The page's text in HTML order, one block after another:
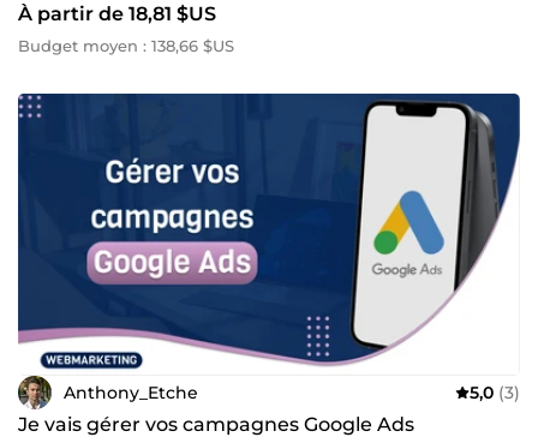
À partir de 18,81 $US
Budget moyen : 138,66 $US
Anthony_Etche 5,0 (3)
Je vais gérer vos campagnes Google Ads